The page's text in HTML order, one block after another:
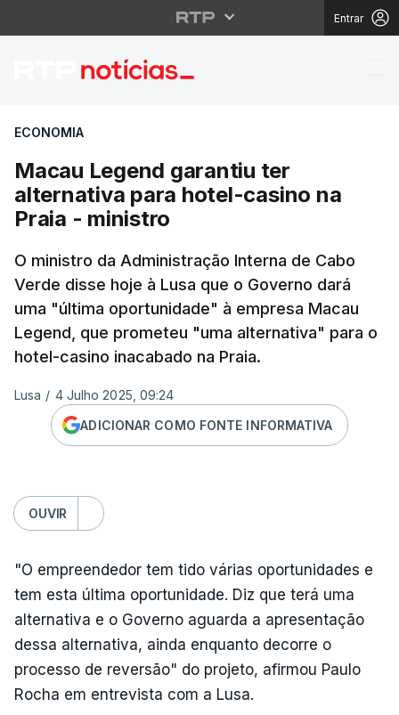
Entrar
Macau Legend
ECONOMIA
Macau Legend garantiu ter
alternativa para hotel-casino na
Praia - ministro
O ministro da Administração Interna de Cabo
Verde disse hoje à Lusa que o Governo dará
uma "última oportunidade" à empresa Macau
Legend, que prometeu "uma alternativa" para o
hotel-casino inacabado na Praia.
Lusa / 4 Julho 2025, 09:24
ADICIONAR COMO FONTE INFORMATIVA
OUVIR
"O empreendedor tem tido várias oportunidades e
tem esta última oportunidade. Diz que terá uma
alternativa e o Governo aguarda a apresentação
dessa alternativa, ainda enquanto decorre o
processo de reversão" do projeto, afirmou Paulo
Rocha em entrevista com a Lusa.